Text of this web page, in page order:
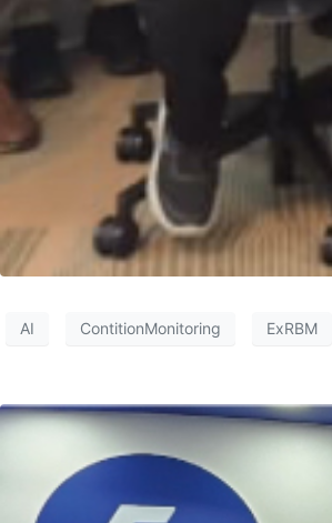
AI ContitionMonitoring ExRBM